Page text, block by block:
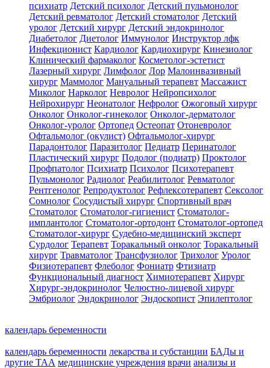
психиатр Детский психолог Детский пульмонолог
Детский ревматолог Детский стоматолог Детский
уролог Детский хирург Детский эндокринолог
Диабетолог Диетолог Иммунолог Инструктор лфк
Инфекционист Кардиолог Кардиохирург Кинезиолог
Клинический фармаколог Косметолог-эстетист
Лазерный хирург Лимфолог Лор Малоинвазивный
хирург Маммолог Мануальный терапевт Массажист
Миколог Нарколог Невролог Нейропсихолог
Нейрохирург Неонатолог Нефролог Ожоговый хирург
Онколог Онколог-гинеколог Онколог-дерматолог
Онколог-уролог Ортопед Остеопат Отоневролог
Офтальмолог (окулист) Офтальмолог-хирург
Парадонтолог Паразитолог Педиатр Перинатолог
Пластический хирург Подолог (подиатр) Проктолог
Профпатолог Психиатр Психолог Психотерапевт
Пульмонолог Радиолог Реабилитолог Ревматолог
Рентгенолог Репродуктолог Рефлексотерапевт Сексолог
Сомнолог Сосудистый хирург Спортивный врач
Стоматолог Стоматолог-гигиенист Стоматолог-
имплантолог Стоматолог-ортодонт Стоматолог-ортопед
Стоматолог-хирург Судебно-медицинский эксперт
Сурдолог Терапевт Торакальный онколог Торакальный
хирург Травматолог Трансфузиолог Трихолог Уролог
Физиотерапевт Флеболог Фониатр Фтизиатр
Функциональный диагност Химиотерапевт Хирург
Хирург-эндокринолог Челюстно-лицевой хирург
Эмбриолог Эндокринолог Эндоскопист Эпилептолог
календарь беременности
календарь беременности лекарства и субстанции БАДы и
другие ТАА медицинские учреждения врачи анализы и